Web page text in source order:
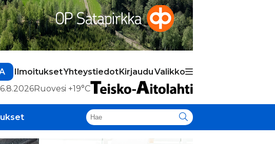
IlmoituksetYhteystiedotKirjauduValikko
Ruovesi +19°C